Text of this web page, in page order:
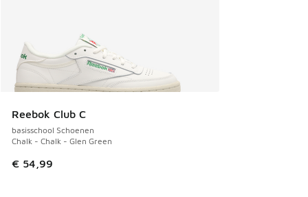
Reebok Club C
basisschool Schoenen
Chalk - Chalk - Glen Green
€ 54,99